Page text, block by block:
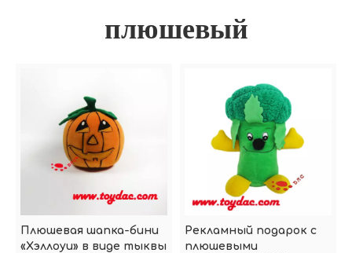
плюшевый
Плюшевая шапка-бини
«Хэллоуи» в виде тыквы
Рекламный подарок с
плюшевыми